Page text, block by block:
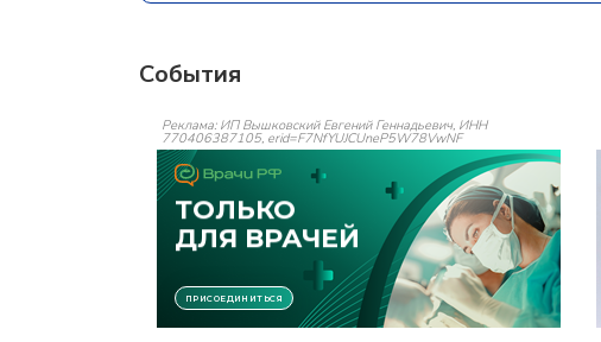
События
Реклама: ИП Вышковский Евгений Геннадьевич, ИНН
770406387105, erid=F7NfYUJCUneP5W78VwNF